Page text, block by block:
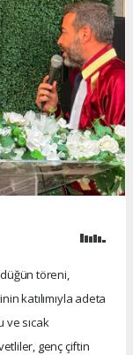
töreni,
katılımıyla adeta
ve sıcak
genç çiftin